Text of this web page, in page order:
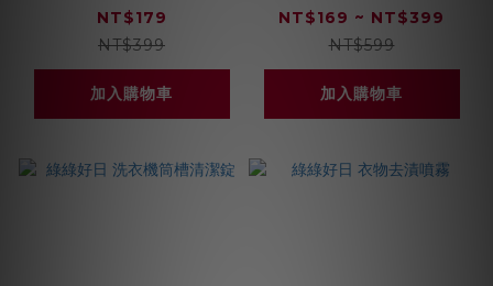
NT$179
NT$399
加入購物車
NT$169 ~ NT$399
NT$599
加入購物車